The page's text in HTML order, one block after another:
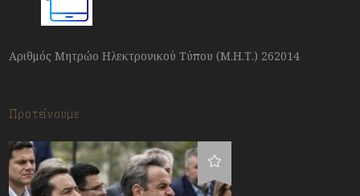
Αριθμός Μητρώο Ηλεκτρονικού Τύπου (Μ.Η.Τ.) 262014
Προτείνουμε